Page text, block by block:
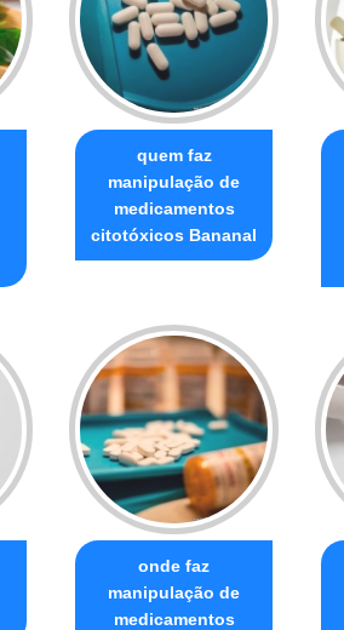
quem faz
manipulação de
medicamentos
citotóxicos Bananal
onde faz
manipulação de
medicamentos